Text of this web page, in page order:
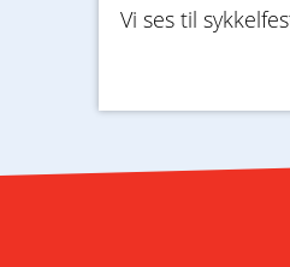
Vi ses til